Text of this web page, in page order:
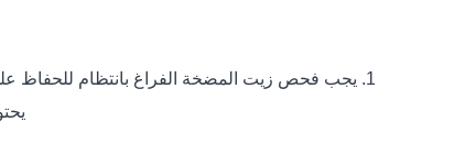
1. يجب فحص زيت المضخة الفراغ بانتظام للحفاظ